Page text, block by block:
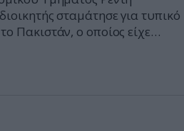
σταμάτησε για τυπικό
Πακιστάν, ο οποίος είχε